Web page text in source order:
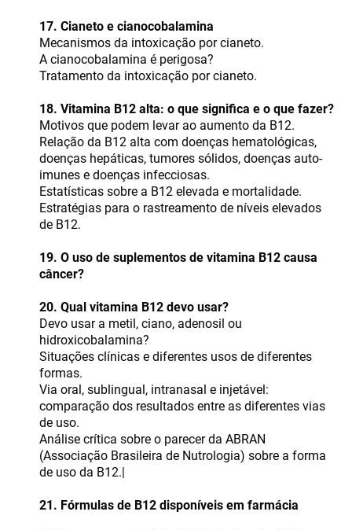
17. Cianeto e cianocobalamina
Mecanismos da intoxicação por cianeto.
A cianocobalamina é perigosa?
Tratamento da intoxicação por cianeto.
18. Vitamina B12 alta: o que significa e o que fazer?
Motivos que podem levar ao aumento da B12.
Relação da B12 alta com doenças hematológicas,
doenças hepáticas, tumores sólidos, doenças auto-
imunes e doenças infecciosas.
Estatísticas sobre a B12 elevada e mortalidade.
Estratégias para o rastreamento de níveis elevados
de B12.
19. O uso de suplementos de vitamina B12 causa
câncer?
20. Qual vitamina B12 devo usar?
Devo usar a metil, ciano, adenosil ou
hidroxicobalamina?
Situações clínicas e diferentes usos de diferentes
formas.
Via oral, sublingual, intranasal e injetável:
comparação dos resultados entre as diferentes vias
de uso.
Análise crítica sobre o parecer da ABRAN
(Associação Brasileira de Nutrologia) sobre a forma
de uso da B12.|
21. Fórmulas de B12 disponíveis em farmácia